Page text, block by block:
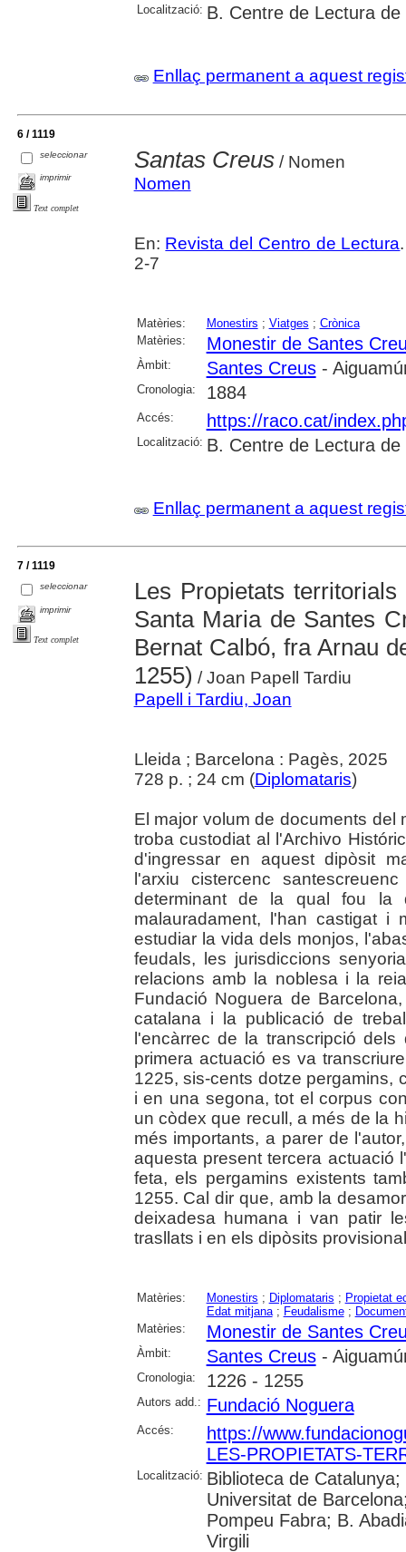
Localització: B. Centre de Lectura de
Enllaç permanent a aquest
6 / 1119
seleccionar
imprimir
Text complet
Santas Creus/ Nomen
Nomen
En: Revista del Centro de Lectura
2-7
Matèries: Monestirs ; Viatges ; Crònica
Matèries:
Monestir de Santes
Àmbit: Santes Creus-
Cronologia: 1884
Accés: https://raco.cat/
Localització: B. Centre de Lectura de
Enllaç permanent a aquest
7 / 1119
seleccionar
imprimir
Text complet
Les Propietats
Santa Maria de Santes
Bernat Calbó, fra Arnau
1255) / Joan Papell Tardiu
Papell i Tardiu, Joan
Lleida ; Barcelona : Pagès, 2025
728 p. ; 24 cm (Diplomataris)
El major volum de documents del
troba custodiat al l'Archivo
d'ingressar en aquest dipòsit
l'arxiu cistercenc
determinant de la qual fou la
malauradament, l'han castigat i
estudiar la vida dels monjos,
feudals, les jurisdiccions
relacions amb la noblesa i la
Fundació Noguera de
catalana i la publicació de
l'encàrrec de la transcripció
primera actuació es va
1225, sis-cents dotze pergamins,
i en una segona, tot el corpus
un còdex que recull, a més de la
més importants, a parer de
aquesta present tercera actuació
feta, els pergamins existents
1255. Cal dir que, amb la
deixadesa humana i van patir
trasllats i en els dipòsits
Matèries: Monestirs ; Diplomataris ; Propietat
Edat mitjana; Feudalisme;
Matèries:
Monestir de Santes
Àmbit: Santes Creus-
Cronologia: 1226 - 1255
Autors add.: Fundació Noguera
Accés:
https://
LES-PROPIETATS-
Localització: Biblioteca de
Universitat de
Pompeu Fabra; B.
Virgili